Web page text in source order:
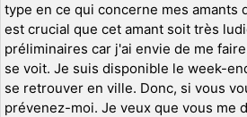
type en ce qui concerne mes amants
est crucial que cet amant soit très
préliminaires car j'ai envie de me
se voit. Je suis disponible le week-
se retrouver en ville. Donc, si vous
prévenez-moi. Je veux que vous me